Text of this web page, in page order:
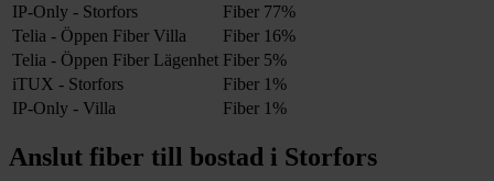
IP-Only - Storfors
Fiber 77%
Telia - Öppen Fiber Villa
Fiber 16%
Telia - Öppen Fiber Lägenhet Fiber 5%
iTUX - Storfors
Fiber 1%
IP-Only - Villa
Fiber 1%
Anslut fiber till bostad i Storfors